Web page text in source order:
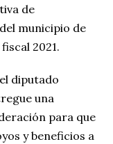
de
municipio de
2021.
diputado
una
para que
y beneficios a